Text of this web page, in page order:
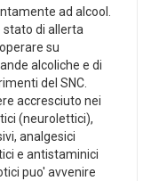
ad alcool.
stato di allerta
su
alcoliche e di
del SNC.
accresciuto nei
(neurolettici),
analgesici
e antistaminici
puo' avvenire